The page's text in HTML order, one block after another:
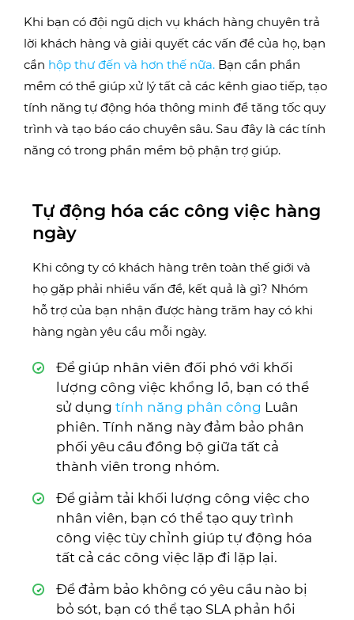
Khi bạn có đội ngũ dịch vụ khách hàng chuyên trả
lời khách hàng và giải quyết các vấn đề của họ, bạn
cần hộp thư đến và hơn thế nữa. Bạn cần phần
mềm có thể giúp xử lý tất cả các kênh giao tiếp, tạo
tính năng tự động hóa thông minh để tăng tốc quy
trình và tạo báo cáo chuyên sâu. Sau đây là các tính
năng có trong phần mềm bộ phận trợ giúp.
Tự động hóa các công việc hàng
ngày
Khi công ty có khách hàng trên toàn thế giới và
họ gặp phải nhiều vấn đề, kết quả là gì? Nhóm
hỗ trợ của bạn nhận được hàng trăm hay có khi
hàng ngàn yêu cầu mỗi ngày.
Để giúp nhân viên đối phó với khối
lượng công việc khổng lồ, bạn có thể
sử dụng tính năng phân công Luân
phiên. Tính năng này đảm bảo phân
phối yêu cầu đồng bộ giữa tất cả
thành viên trong nhóm.
Để giảm tải khối lượng công việc cho
nhân viên, bạn có thể tạo quy trình
công việc tùy chỉnh giúp tự động hóa
tất cả các công việc lặp đi lặp lại.
Để đảm bảo không có yêu cầu nào bị
bỏ sót, bạn có thể tạo SLA phản hồi